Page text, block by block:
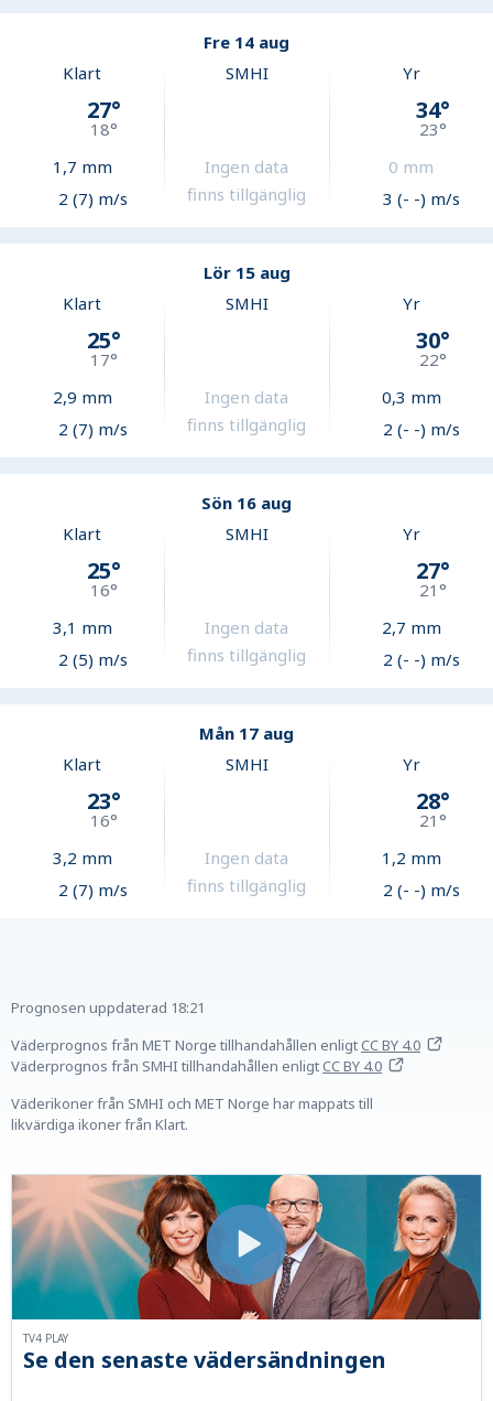
Fre 14 aug
Klart
27°
18°
1,7 mm
2 (7) m/s
SMHI
Ingen data
finns tillgänglig
Yr
34°
23°
0 mm
3 (- -) m/s
Lör 15 aug
Klart
25°
17°
2,9 mm
2 (7) m/s
SMHI
Ingen data
finns tillgänglig
Yr
30°
22°
0,3 mm
2 (- -) m/s
Sön 16 aug
Klart
25°
16°
3,1 mm
2 (5) m/s
SMHI
Ingen data
finns tillgänglig
Yr
27°
21°
2,7 mm
2 (- -) m/s
Mån 17 aug
Klart
23°
16°
3,2 mm
2 (7) m/s
SMHI
Ingen data
finns tillgänglig
Yr
28°
21°
1,2 mm
2 (- -) m/s
Prognosen uppdaterad 18:21
Väderprognos från MET Norge tillhandahållen enligtCC BY 4.0
Väderprognos från SMHI tillhandahållen enligtCC BY 4.0
Väderikoner från SMHI och MET Norge har mappats till
likvärdiga ikoner från Klart.
Se den senaste vädersändningen
TV4 PLAY